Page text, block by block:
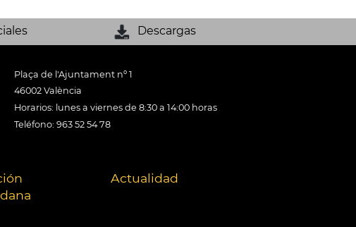
Descargas
Plaça de l'Ajuntament nº 1
46002 València
Horarios: lunes a viernes de 8:30 a 14:00 horas
Teléfono: 963 52 54 78
Actualidad